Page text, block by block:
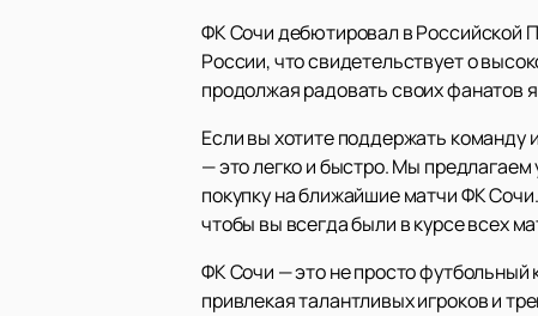
ФК Сочи дебютировал в Российской
России, что свидетельствует о
продолжая радовать своих фанатов
Если вы хотите поддержать команду
— это легко и быстро. Мы
покупку на ближайшие матчи ФК
чтобы вы всегда были в курсе всех
ФК Сочи — это не просто футбольный
привлекая талантливых игроков и